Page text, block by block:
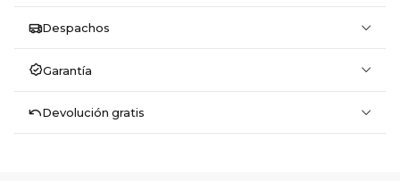
Despachos
Garantía
Devolución gratis